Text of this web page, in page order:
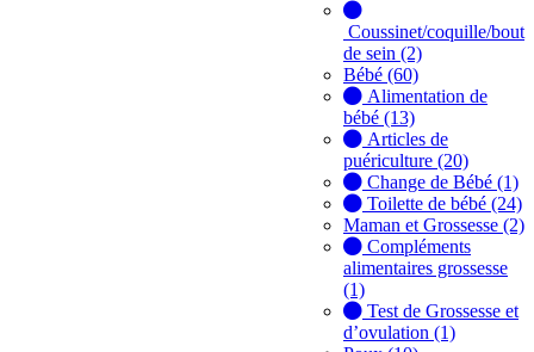
Coussinet/coquille/bout
de sein (2)
Bébé (60)
Alimentation de
bébé (13)
Articles de
puériculture (20)
Change de Bébé (1)
Toilette de bébé (24)
Maman et Grossesse (2)
Compléments
alimentaires grossesse
(1)
Test de Grossesse et
d’ovulation (1)